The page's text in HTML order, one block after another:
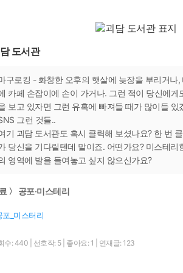
도서관
구로킹 - 화창한 오후의 햇살에 늦장을 부리거나
카페 손잡이에 손이 가거나. 그런 적이 당신에게
보고 있자면 그런 유혹에 빠져들 때가 많이들 있
그런 것들..
기 괴담 도서관도 혹시 클릭해 보셨나요? 한 번
당신을 기다릴텐데 말이죠. 어떤가요? 미스테리
영역에 발을 들여놓고 싶지 않으신가요?
〉 공포·미스테리
포_미스터리
수: 440 선호작: 5 좋아요: 1 연재글: 123